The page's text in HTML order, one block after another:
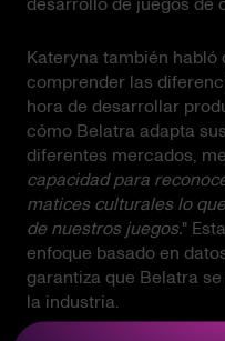
Kateryna también
comprender las
hora de desarrollar
cómo Belatra adapta
diferentes mercados,
capacidad para
matices culturales lo
de nuestros juegos."
enfoque basado en
garantiza que Belatra
la industria.